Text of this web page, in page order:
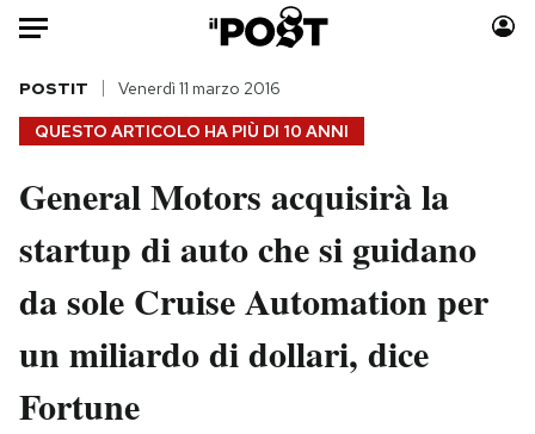
Auto
HOME
Italia
Politica
Tecnologia
Scienza
Cultura
Moda
Consumismi
Storie/Idee
Media
QUESTO ARTICOLO HA PIÙ DI 10 ANNI
POSTIT Venerdì 11 marzo 2016
General Motors acquisirà la
startup di auto che si guidano
da sole Cruise Automation per
un miliardo di dollari, dice
Fortune